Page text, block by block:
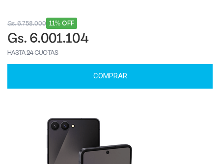
11% OFF
Gs. 6.758.000
Gs. 6.001.104
HASTA 24 CUOTAS
COMPRAR